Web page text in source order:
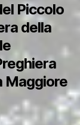
Piccolo
della
Maggiore